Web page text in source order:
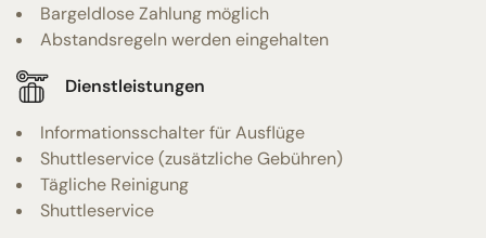
Bargeldlose Zahlung möglich
Abstandsregeln werden eingehalten
Dienstleistungen
Informationsschalter für Ausflüge
Shuttleservice (zusätzliche Gebühren)
Tägliche Reinigung
Shuttleservice